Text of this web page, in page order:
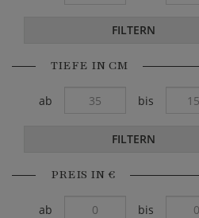
FILTERN
TIEFE IN CM
ab bis
FILTERN
PREIS IN €
ab bis